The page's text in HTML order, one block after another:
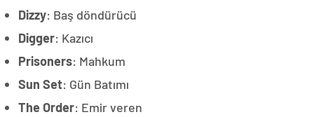
Dizzy: Baş döndürücü
Digger: Kazıcı
Prisoners: Mahkum
Sun Set: Gün Batımı
The Order: Emir veren